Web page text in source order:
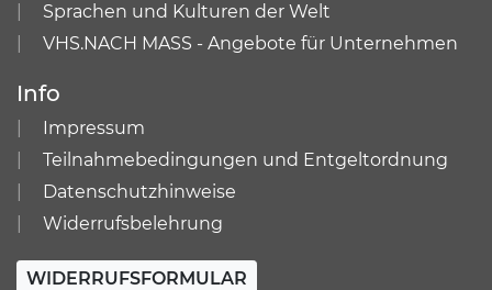
Sprachen und Kulturen der Welt
VHS.NACH MASS - Angebote für Unternehmen
Info
Impressum
Teilnahmebedingungen und Entgeltordnung
Datenschutzhinweise
Widerrufsbelehrung
WIDERRUFSFORMULAR